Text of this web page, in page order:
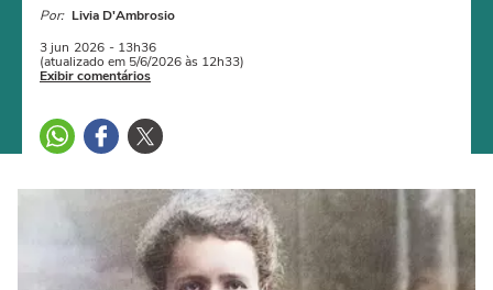
Por: Livia D'Ambrosio
3 jun 2026 - 13h36
(atualizado em 5/6/2026 às 12h33)
Exibir comentários